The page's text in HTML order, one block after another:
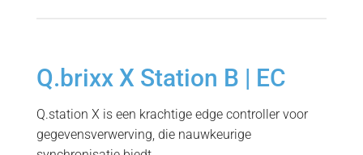
Q.brixx X Station B | EC
Q.station X is een krachtige edge controller voor
gegevensverwerving, die nauwkeurige